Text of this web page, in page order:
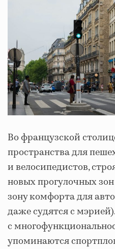
Во французской
пространства для
и велосипедистов,
новых прогулочных
зону комфорта для
даже судятся с
с
упоминаются